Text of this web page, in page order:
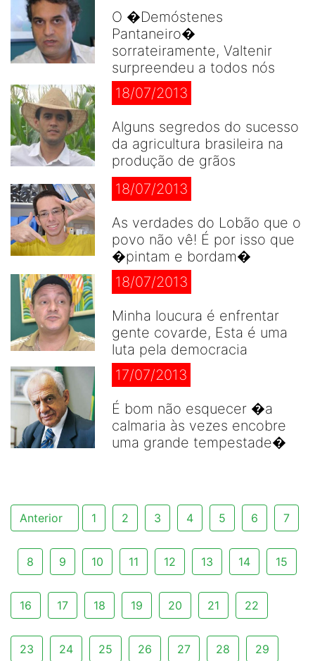
O �Demóstenes
Pantaneiro�
sorrateiramente, Valtenir
surpreendeu a todos nós
18/07/2013
Alguns segredos do sucesso
da agricultura brasileira na
produção de grãos
18/07/2013
As verdades do Lobão que o
povo não vê! É por isso que
�pintam e bordam�
18/07/2013
Minha loucura é enfrentar
gente covarde, Esta é uma
luta pela democracia
17/07/2013
É bom não esquecer �a
calmaria às vezes encobre
uma grande tempestade�
Anterior 1 2 3 4 5 6 7
8 9 10 11 12 13 14 15
16 17 18 19 20 21 22
23 24 25 26 27 28 29